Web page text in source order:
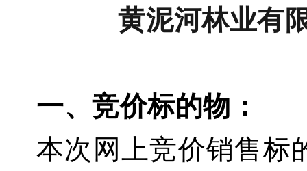
黄泥河林业有
一、竞价标的物：
本次网上竞价销售标